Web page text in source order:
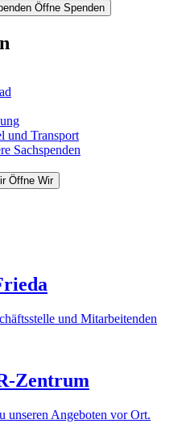
Öffne Spenden
und Transport
Sachspenden
Öffne Wir
und Mitarbeitenden
Zentrum
unseren Angeboten vor Ort.